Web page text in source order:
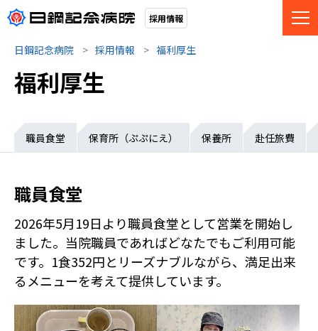
採用情報
日鋼記念病院 採用情報 福利厚生
福利厚生
職員食堂 保育所（ぷぷにえ） 保養所 赴任旅費
職員食堂
2026年5月19日より職員食堂として営業を開始し
ました。当院職員であればどなたでもご利用可能
です。1食352円とリーズナブルながら、満足出来
るメニューを考えて提供しています。